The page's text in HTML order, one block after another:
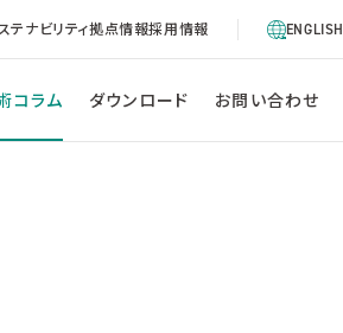
テナビリティ拠点情報採用情報 ENGLISH
コラム ダウンロード お問い合わせ